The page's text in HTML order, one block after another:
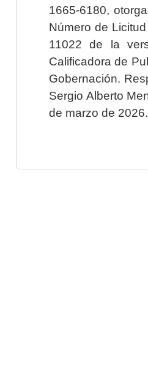
1665-6180,
Número de
11022 de la
Calificadora de
Gobernación.
Sergio Alberto
de marzo de 2026.